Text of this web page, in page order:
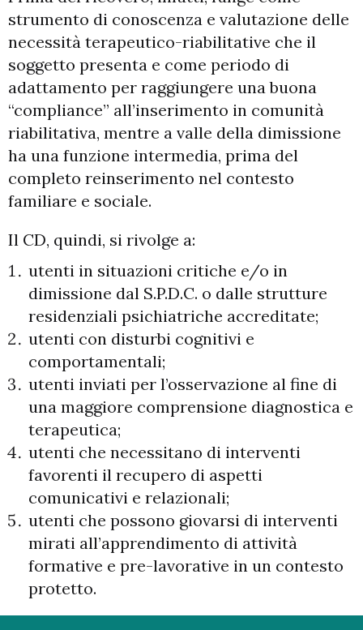
strumento di conoscenza e valutazione delle
necessità terapeutico-riabilitative che il
soggetto presenta e come periodo di
adattamento per raggiungere una buona
“compliance” all’inserimento in comunità
riabilitativa, mentre a valle della dimissione
ha una funzione intermedia, prima del
completo reinserimento nel contesto
familiare e sociale.
Il CD, quindi, si rivolge a:
utenti in situazioni critiche e/o in
dimissione dal S.P.D.C. o dalle strutture
residenziali psichiatriche accreditate;
utenti con disturbi cognitivi e
comportamentali;
utenti inviati per l’osservazione al fine di
una maggiore comprensione diagnostica e
terapeutica;
utenti che necessitano di interventi
favorenti il recupero di aspetti
comunicativi e relazionali;
utenti che possono giovarsi di interventi
mirati all’apprendimento di attività
formative e pre-lavorative in un contesto
protetto.